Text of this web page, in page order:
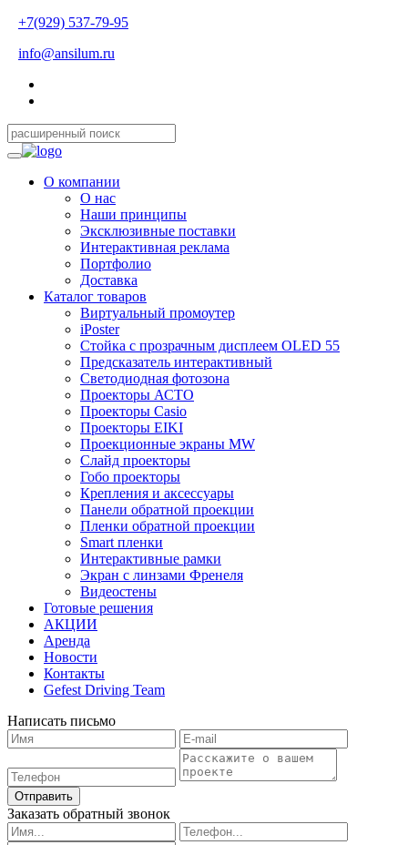
+7(929) 537-79-95
info@ansilum.ru
О компании
О нас
Наши принципы
Эксклюзивные поставки
Интерактивная реклама
Портфолио
Доставка
Каталог товаров
Виртуальный промоутер
iPoster
Стойка с прозрачным дисплеем OLED 55
Предсказатель интерактивный
Светодиодная фотозона
Проекторы АСТО
Проекторы Casio
Проекторы EIKI
Проекционные экраны MW
Слайд проекторы
Гобо проекторы
Крепления и аксессуары
Панели обратной проекции
Пленки обратной проекции
Smart пленки
Интерактивные рамки
Экран с линзами Френеля
Видеостены
Готовые решения
АКЦИИ
Аренда
Новости
Контакты
Gefest Driving Team
Написать письмо
Отправить
Заказать обратный звонок